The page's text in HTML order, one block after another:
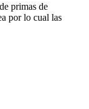
primas de
por lo cual las